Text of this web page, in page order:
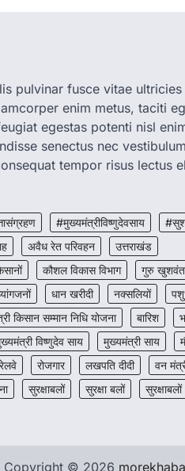
pulvinar fusce vitae
enim metus, taciti
egestas potenti nisl
senectus nec
tempor risus lectus
#मुख्यमंत्रीविष्णुदेवसाय
अवैध रेत परिवहन
उत्तराखंड
कौशल विकास विभाग
गुरु खुशवंत
धान खरीदी नक्सलियों
किसान सम्मान निधि योजना बारिश
विष्णुदेव साय मुख्यमंत्री साय
रेलवे रोजगार लखपति दीदी
वन
सुरक्षाबलों सुरक्षा बलों
Copyright © 2026